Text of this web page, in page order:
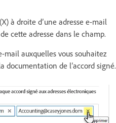
à droite d’une adresse e-mail
cette adresse dans le champ.
mail auxquelles vous souhaitez
documentation de l’accord signé.